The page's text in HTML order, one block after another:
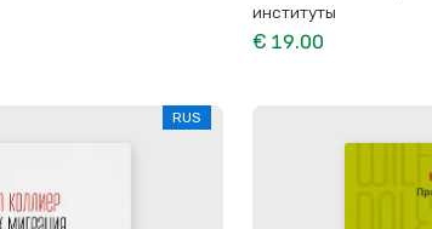
институты
€ 19.00
RUS